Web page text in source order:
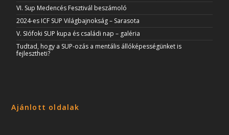
VI. Sup Medencés Fesztivál beszámoló
2024-es ICF SUP Világbajnokság – Sarasota
V. SIófoki SUP kupa és családi nap – galéria
Tudtad, hogy a SUP-ozás a mentális állóképességünket is
fejlesztheti?
Ajánlott oldalak